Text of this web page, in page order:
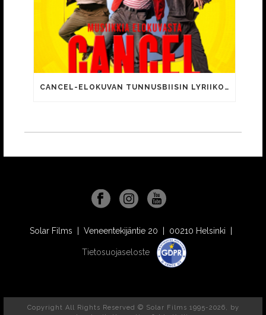
CANCEL-ELOKUVAN TUNNUSBIISIN LYRIIKOISSA TUTTUJA MEEMIHOKEMIA YOUTUBE-VIDEOILTA!
Solar Films | Veneentekijäntie 20 | 00210 Helsinki |
Tietosuojaseloste
Copyright All Rights Reserved © Solar Films 1995-2026, by